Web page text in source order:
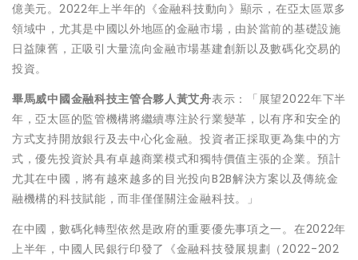
億美元。2022年上半年的《金融科技動向》顯示，在亞太區眾多
領域中，尤其是中國以外地區的金融市場，由於當前的基礎設施
日益陳舊，正吸引大量流向金融市場基建創新以及數碼化交易的
投資。
畢馬威中國金融科技主管合夥人黃艾舟表示：「展望2022年下半
年，亞太區的監管機構將繼續專注於行業變革，以有序和安全的
方式支持開放銀行及去中心化金融。投資者正採取更為集中的方
式，優先投資於具有卓越商業模式和獨特價值主張的企業。預計
尤其在中國，將有越來越多的目光投向B2B解決方案以及傳統金
融機構的科技賦能，而非僅僅關注金融科技。」
在中國，數碼化轉型依然是政府的重要優先事項之一。在2022年
上半年，中國人民銀行印發了《金融科技發展規劃（2022-202